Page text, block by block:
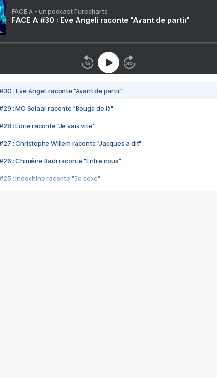
FACE A - un podcast Purecharts
FACE A #30 : Eve Angeli raconte "Avant de partir"
#30 : Eve Angeli raconte "Avant de partir"
#29 : MC Solaar raconte "Bouge de là"
#28 : Lorie raconte "Je vais vite"
#27 : Christophe Willem raconte "Jacques a dit"
#26 : Chimène Badi raconte "Entre nous"
#25 : Indochine raconte "3e sexe"